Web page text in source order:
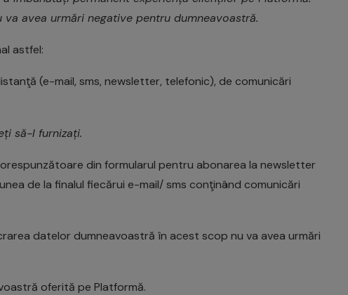
avea urmări negative pentru dumneavoastră.
astfel:
(e-mail, sms, newsletter, telefonic), de comunicări
să-l furnizați.
din formularul pentru abonarea la newsletter
de la finalul fiecărui e-mail/ sms conţinând comunicări
datelor dumneavoastră în acest scop nu va avea urmări
oferită pe Platformă.